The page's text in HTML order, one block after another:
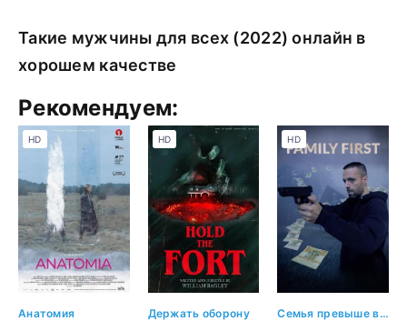
Такие мужчины для всех (2022) онлайн в
хорошем качестве
Рекомендуем:
Анатомия
HD
Держать оборону
HD
Семья превыше всего
HD